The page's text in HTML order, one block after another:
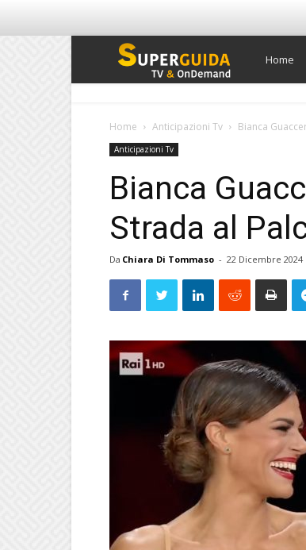
Super
Home
Home Anticipazioni Tv Bianca
Anticipazioni Tv
Bianca
Strada al
Da Chiara Di Tommaso - 22 Dicembre 2024